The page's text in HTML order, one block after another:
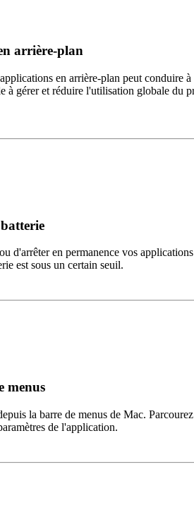
arrière-plan
en arrière-plan peut conduire
à gérer et réduire l'utilisation globale du
d'arrêter en permanence vos
est sous un certain seuil.
menus
la barre de menus de Mac.
de l'application.